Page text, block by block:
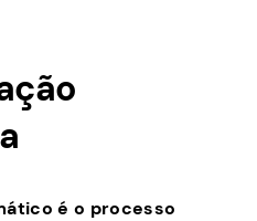
é o processo